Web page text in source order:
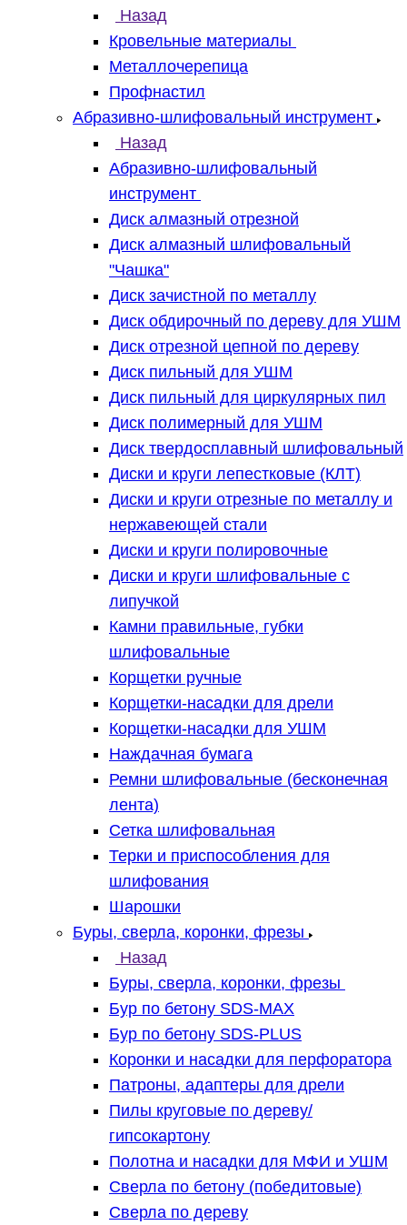
Назад
Кровельные материалы
Металлочерепица
Профнастил
Абразивно-шлифовальный инструмент
Назад
Абразивно-шлифовальный
инструмент
Диск алмазный отрезной
Диск алмазный шлифовальный
"Чашка"
Диск зачистной по металлу
Диск обдирочный по дереву для УШМ
Диск отрезной цепной по дереву
Диск пильный для УШМ
Диск пильный для циркулярных пил
Диск полимерный для УШМ
Диск твердосплавный шлифовальный
Диски и круги лепестковые (КЛТ)
Диски и круги отрезные по металлу и
нержавеющей стали
Диски и круги полировочные
Диски и круги шлифовальные с
липучкой
Камни правильные, губки
шлифовальные
Корщетки ручные
Корщетки-насадки для дрели
Корщетки-насадки для УШМ
Наждачная бумага
Ремни шлифовальные (бесконечная
лента)
Сетка шлифовальная
Терки и приспособления для
шлифования
Шарошки
Буры, сверла, коронки, фрезы
Назад
Буры, сверла, коронки, фрезы
Бур по бетону SDS-MAX
Бур по бетону SDS-PLUS
Коронки и насадки для перфоратора
Патроны, адаптеры для дрели
Пилы круговые по дереву/
гипсокартону
Полотна и насадки для МФИ и УШМ
Сверла по бетону (победитовые)
Сверла по дереву